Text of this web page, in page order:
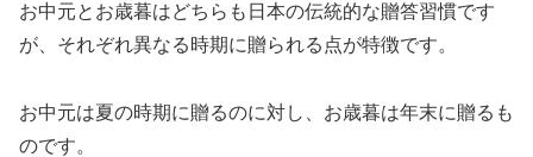
お中元とお歳暮はどちらも日本の伝統的な贈答習慣です
が、それぞれ異なる時期に贈られる点が特徴です。
お中元は夏の時期に贈るのに対し、お歳暮は年末に贈るも
のです。